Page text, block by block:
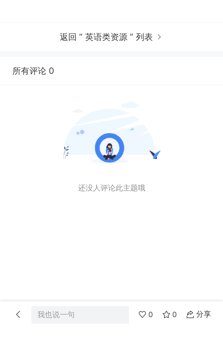
返回 “ 英语类资源 ” 列表
所有评论 0
还没人评论此主题哦
我也说一句 0 0 分享